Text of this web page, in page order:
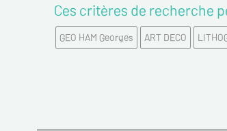
Ces critères de recherche
GEO HAM Georges ART DECO